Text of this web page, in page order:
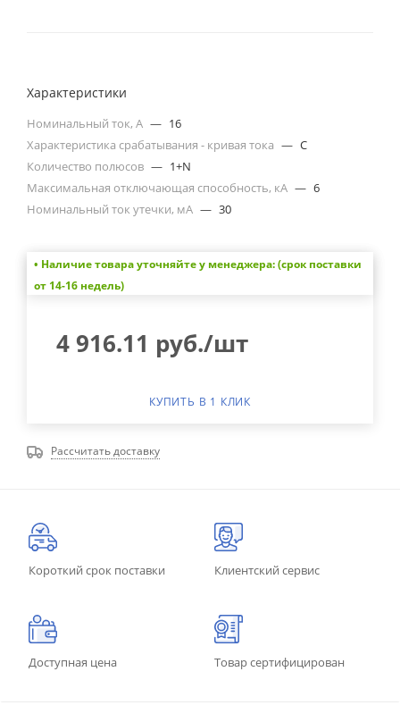
Характеристики
Номинальный ток, А — 16
Характеристика срабатывания - кривая тока — C
Количество полюсов — 1+N
Максимальная отключающая способность, кА — 6
Номинальный ток утечки, мА — 30
• Наличие товара уточняйте у менеджера: (срок поставки
от 14-16 недель)
4 916.11 руб./шт
КУПИТЬ В 1 КЛИК
Рассчитать доставку
Короткий срок поставки Клиентский сервис
Доступная цена Товар сертифицирован